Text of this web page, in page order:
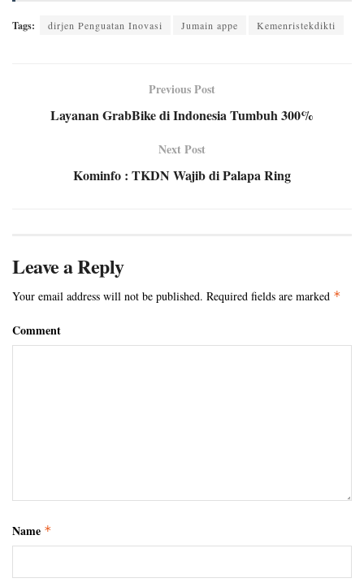
Tags: dirjen Penguatan Inovasi Jumain appe Kemenristekdikti
Previous Post
Layanan GrabBike di Indonesia Tumbuh 300%
Next Post
Kominfo : TKDN Wajib di Palapa Ring
Leave a Reply
Your email address will not be published. Required fields are marked *
Comment
Name *